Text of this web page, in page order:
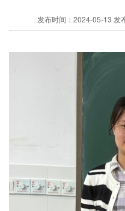
发布时间：2024-05-13 发